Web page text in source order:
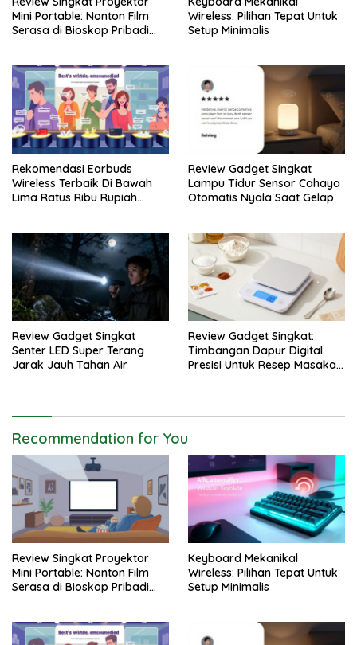
Mini Portable: Nonton Film
Serasa di Bioskop Pribadi
Wireless: Pilihan Tepat Untuk
Setup Minimalis
Rekomendasi Earbuds
Wireless Terbaik Di Bawah
Lima Ratus Ribu Rupiah
Review Gadget Singkat
Lampu Tidur Sensor Cahaya
Otomatis Nyala Saat Gelap
Review Gadget Singkat
Senter LED Super Terang
Jarak Jauh Tahan Air
Review Gadget Singkat:
Timbangan Dapur Digital
Presisi Untuk Resep Masakan
Recommendation for You
Review Singkat Proyektor
Mini Portable: Nonton Film
Serasa di Bioskop Pribadi
Keyboard Mekanikal
Wireless: Pilihan Tepat Untuk
Setup Minimalis